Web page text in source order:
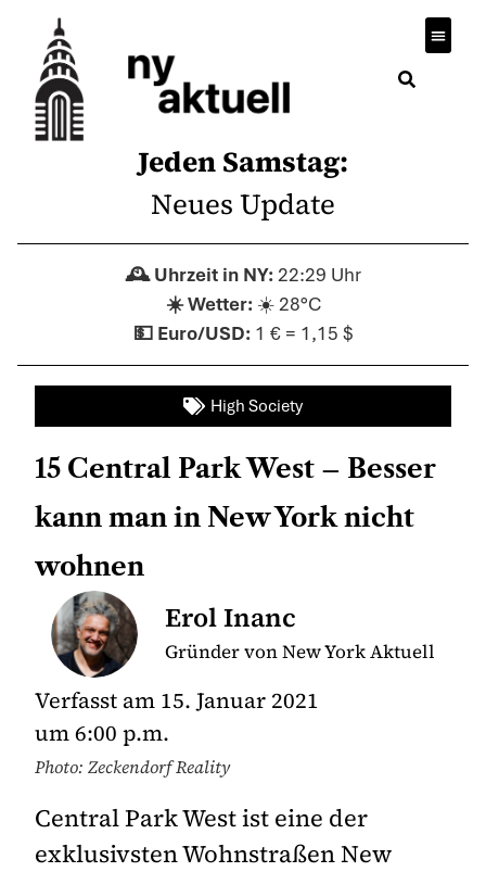
Jeden Samstag:
Neues Update
22:29 Uhr
☀️ 28°C
1 € = 1,15 $
High Society
15 Central Park West – Besser
kann man in New York nicht
wohnen
Erol Inanc
Gründer von New York Aktuell
Verfasst am 15. Januar 2021
um6:00 p.m.
Photo: Zeckendorf Reality
Central Park West ist eine der
exklusivsten Wohnstraßen New